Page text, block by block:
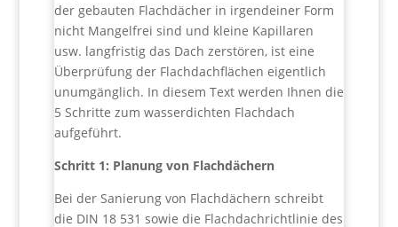
der gebauten Flachdächer in irgendeiner Form
nicht Mangelfrei sind und kleine Kapillaren
usw. langfristig das Dach zerstören, ist eine
Überprüfung der Flachdachflächen eigentlich
unumgänglich. In diesem Text werden Ihnen die
5 Schritte zum wasserdichten Flachdach
aufgeführt.
Schritt 1: Planung von Flachdächern
Bei der Sanierung von Flachdächern schreibt
die DIN 18 531 sowie die Flachdachrichtlinie des